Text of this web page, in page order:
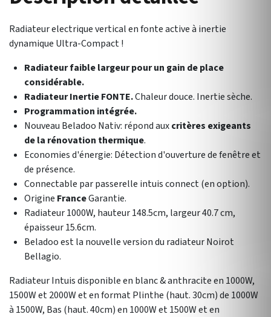
Radiateur electrique vertical en fonte active à inertie
dynamique Ultra-Compact !
Radiateur faible largeur pour un gain de place
considérable.
Radiateur Inertie FONTE.Chaleur douce. Inertie sèche.
Programmation intégrée.
Nouveau Beladoo Nativ: répond auxcritères exigeants
de la rénovation thermique.
Economies d'énergie: Détection d'ouverture de fenêtre et
de présence.
Connectable par passerelle intuis connect (en option).
Origine FranceGarantie.
Radiateur 1000W, hauteur 148.5cm, largeur 40.7 cm,
épaisseur 15.6cm.
Beladoo est la nouvelle version du radiateur Noirot
Bellagio.
Radiateur Intuis disponible en blanc & anthracite en 1000W,
1500W et 2000W et en format Plinthe (haut. 30cm) de 1000W
à 1500W, Bas (haut. 40cm) en 1000W et 1500W et en